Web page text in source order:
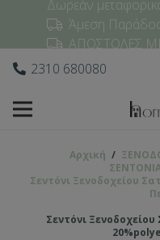
Δωρεάν
Άμεση
ΑΠΟΣΤΟΛΕΣ
2310 680080
Αρχική /
Σεντόνι Ξενοδοχείου
Σεντόνι